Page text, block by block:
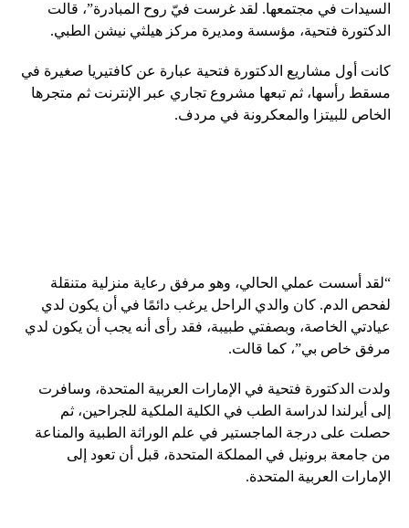
السيدات في مجتمعها. لقد غرست فيّ روح المبادرة”، قالت
الدكتورة فتحية، مؤسسة ومديرة مركز هيلثي نيشن الطبي.
كانت أول مشاريع الدكتورة فتحية عبارة عن كافتيريا صغيرة في
مسقط رأسها، ثم تبعها مشروع تجاري عبر الإنترنت ثم متجرها
الخاص للبيتزا والمعكرونة في مردف.
“لقد أسست عملي الحالي، وهو مرفق رعاية منزلية متنقلة
لفحص الدم. كان والدي الراحل يرغب دائمًا في أن يكون لدي
عيادتي الخاصة، وبصفتي طبيبة، فقد رأى أنه يجب أن يكون لدي
مرفق خاص بي”، كما قالت.
ولدت الدكتورة فتحية في الإمارات العربية المتحدة، وسافرت
إلى أيرلندا لدراسة الطب في الكلية الملكية للجراحين، ثم
حصلت على درجة الماجستير في علم الوراثة الطبية والمناعة
من جامعة برونيل في المملكة المتحدة، قبل أن تعود إلى
الإمارات العربية المتحدة.